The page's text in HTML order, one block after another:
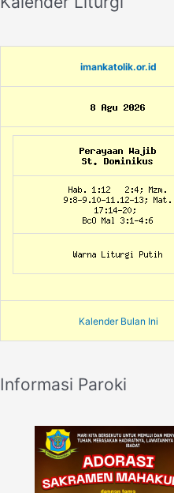
imankatolik.or.id
Kalender Bulan Ini
Informasi Paroki